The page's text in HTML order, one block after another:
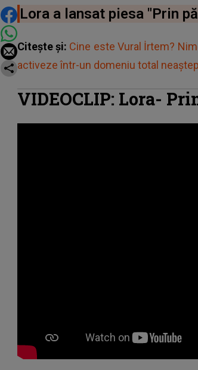
DISTRIBUIE ARTICOLUL
Lora a lansat piesa "Prin
Citește și: Cine este Vural İrtem?
activeze într-un domeniu total
VIDEOCLIP: Lora-